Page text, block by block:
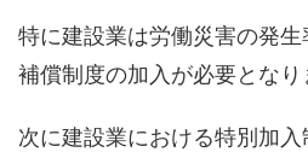
特に建設業は労働災害の発
補償制度の加入が必要となり
次に建設業における特別加